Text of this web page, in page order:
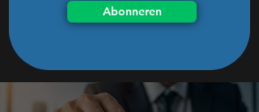
Abonneren